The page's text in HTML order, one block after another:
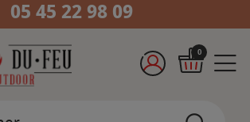
05 45 22 98 09
0